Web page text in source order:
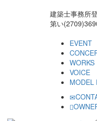
建築士事務所
第い
EVENT
WORKS
VOICE
MODEL